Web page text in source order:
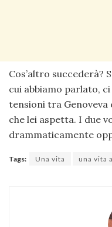
Cos’altro succederà?
cui abbiamo parlato,
tensioni tra Genoveva
che lei aspetta. I due
drammaticamente
Tags: Una vita una vita